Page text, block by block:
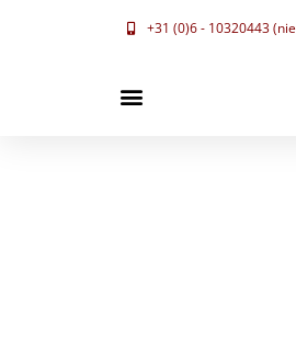
+31 (0)6 - 10320443